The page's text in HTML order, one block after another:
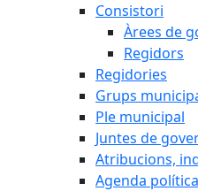
Consistori
Àrees de
Regidors
Regidories
Grups
Ple municipal
Juntes de
Atribucions,
Agenda